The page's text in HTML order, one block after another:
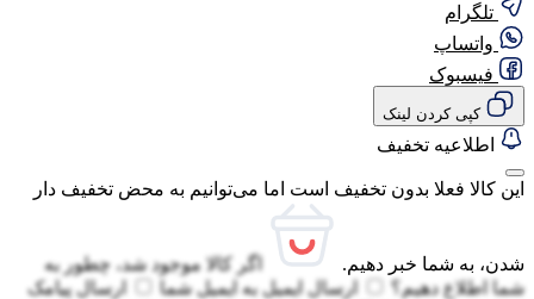
تلگرام
واتساپ
فیسبوک
کپی کردن لینک
اطلاعیه تخفیف
این کالا فعلا بدون تخفیف است اما می‌توانیم به محض تخفیف دار
شدن، به شما خبر دهیم.
اگر کالا موجود شد، چطور به
شما اطلاع دهیم؟
ارسال ایمیل به ایمیل شما
ارسال پیامک